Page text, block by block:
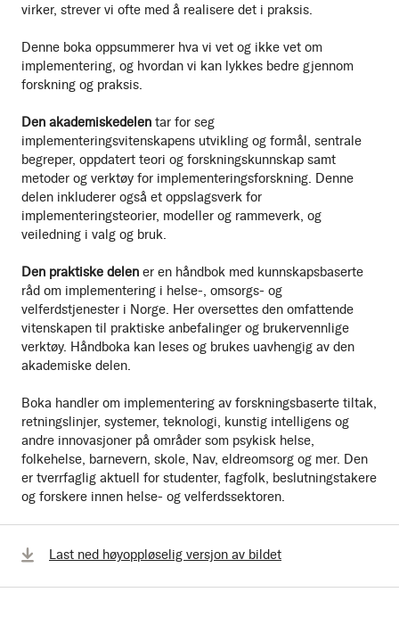
virker, strever vi ofte med å realisere det i praksis.
Denne boka oppsummerer hva vi vet og ikke vet om
implementering, og hvordan vi kan lykkes bedre gjennom
forskning og praksis.
Den akademiskedelen tar for seg
implementeringsvitenskapens utvikling og formål, sentrale
begreper, oppdatert teori og forskningskunnskap samt
metoder og verktøy for implementeringsforskning. Denne
delen inkluderer også et oppslagsverk for
implementeringsteorier, modeller og rammeverk, og
veiledning i valg og bruk.
Den praktiske delen er en håndbok med kunnskapsbaserte
råd om implementering i helse-, omsorgs- og
velferdstjenester i Norge. Her oversettes den omfattende
vitenskapen til praktiske anbefalinger og brukervennlige
verktøy. Håndboka kan leses og brukes uavhengig av den
akademiske delen.
Boka handler om implementering av forskningsbaserte tiltak,
retningslinjer, systemer, teknologi, kunstig intelligens og
andre innovasjoner på områder som psykisk helse,
folkehelse, barnevern, skole, Nav, eldreomsorg og mer. Den
er tverrfaglig aktuell for studenter, fagfolk, beslutningstakere
og forskere innen helse- og velferdssektoren.
Last ned høyoppløselig versjon av bildet